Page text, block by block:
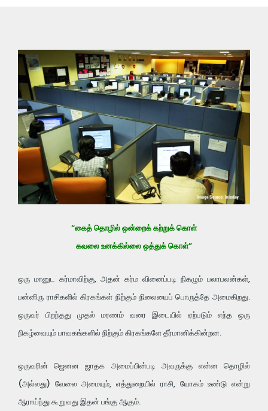
“கைத் தொழில் ஒன்றைக் கற்றுக் கொள்
கவலை உனக்கில்லை ஒத்துக் கொள்”
ஒரு மானுட கர்மாவிற்கு, அதன் கர்ம வினைப்படி நிகழும் பலாபலன்கள்,
பன்னிரு ராசிகளில் கிரகங்கள் நிற்கும் நிலையைப் பொருத்தே அமைகிறது.
ஒருவர் பிறந்தது முதல் மரணம் வரை இடையில் ஏற்படும் எந்த ஒரு
நிகழ்வையும் பாவகங்களில் நிற்கும் கிரகங்களே தீர்மானிக்கின்றன.
ஒருவரின் ஜெனன ஜாதக அமைப்பின்படி அவருக்கு என்ன தொழில்
(அல்லது) வேலை அமையும், எத்துறையில் ராசி, யோகம் உண்டு என்று
ஆராய்ந்து கூறுவது இதன் பங்கு ஆகும்.